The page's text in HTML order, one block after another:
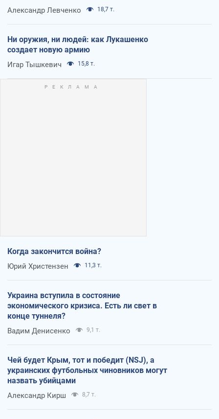
Александр Левченко 18,7 т.
Ни оружия, ни людей: как Лукашенко
создает новую армию
Игар Тышкевич 15,8 т.
Когда закончится война?
Юрий Христензен 11,3 т.
Украина вступила в состояние
экономического кризиса. Есть ли свет в
конце туннеля?
Вадим Денисенко 9,1 т.
Чей будет Крым, тот и победит (NSJ), а
украинских футбольных чиновников могут
назвать убийцами
Александр Кирш 8,7 т.